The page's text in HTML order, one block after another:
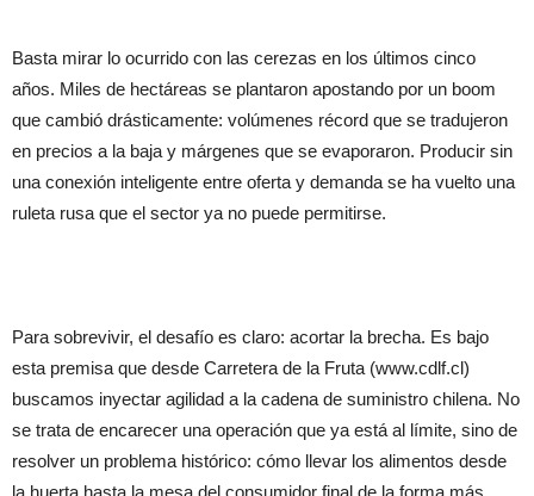
Basta mirar lo ocurrido con las cerezas en los últimos cinco
años. Miles de hectáreas se plantaron apostando por un boom
que cambió drásticamente: volúmenes récord que se tradujeron
en precios a la baja y márgenes que se evaporaron. Producir sin
una conexión inteligente entre oferta y demanda se ha vuelto una
ruleta rusa que el sector ya no puede permitirse.
Para sobrevivir, el desafío es claro: acortar la brecha. Es bajo
esta premisa que desde Carretera de la Fruta (www.cdlf.cl)
buscamos inyectar agilidad a la cadena de suministro chilena. No
se trata de encarecer una operación que ya está al límite, sino de
resolver un problema histórico: cómo llevar los alimentos desde
la huerta hasta la mesa del consumidor final de la forma más